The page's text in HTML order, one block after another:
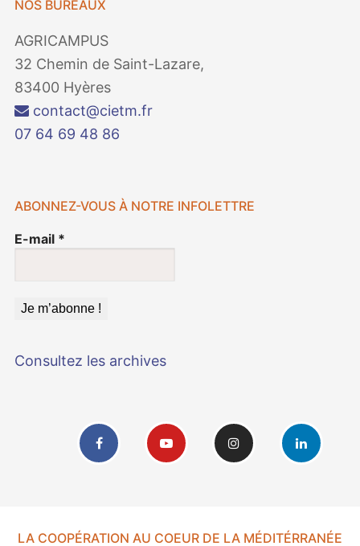
NOS BUREAUX
AGRICAMPUS
32 Chemin de Saint-Lazare,
83400 Hyères
contact@cietm.fr
07 64 69 48 86
ABONNEZ-VOUS À NOTRE INFOLETTRE
E-mail *
Consultez les archives
LA COOPÉRATION AU COEUR DE LA MÉDITÉRRANÉE